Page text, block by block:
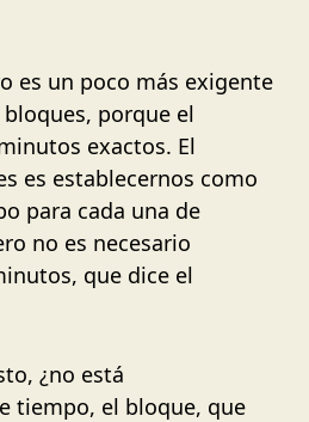
es un poco más exigente
porque el
exactos. El
es establecernos como
para cada una de
no es necesario
que dice el
¿no está
tiempo, el bloque, que